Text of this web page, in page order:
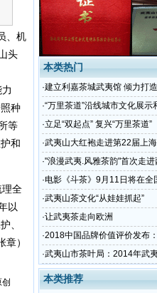
、机
头
种
等
和
全
以
、
）
本类热门
·建立利嘉茶城武夷馆 倾力打
·“万里茶道”沿线城市文化展示
·立足“双起点” 复兴“万里茶道”
·武夷山大红袍走进第22届上
·"浪漫武夷.风雅茶韵"首次走进
·电影《斗茶》9月11日将在全
·武夷山茶文化“从娃娃抓起”
·让武夷茶走向欧洲
·2018中国品牌价值评价发布
幅提升
·武夷山市茶叶局：2014年武
本类推荐